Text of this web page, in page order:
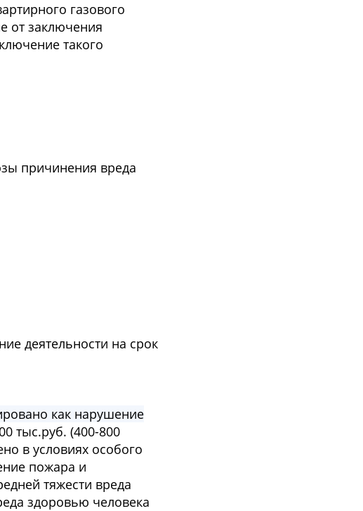
газового
от заключения
такого
причинения вреда
деятельности на срок
как нарушение
тыс.руб. (400-800
в условиях особого
пожара и
тяжести вреда
здоровью человека